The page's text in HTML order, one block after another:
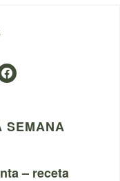
SEMANA
– receta